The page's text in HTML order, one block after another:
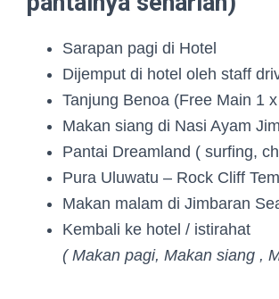
Sarapan pagi di Hotel
Dijemput di hotel oleh staff
Tanjung Benoa (Free Main 1
Makan siang di Nasi Ayam
Pantai Dreamland ( surfing,
Pura Uluwatu – Rock Cliff
Makan malam di Jimbaran
Kembali ke hotel / istirahat
( Makan pagi, Makan siang ,